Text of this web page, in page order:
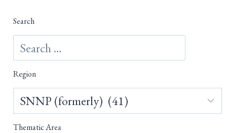
Search
Region
Thematic Area